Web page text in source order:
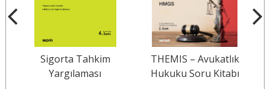
Sigorta Tahkim
Yargılaması
THEMIS – Avukatlık
Hukuku Soru Kitabı